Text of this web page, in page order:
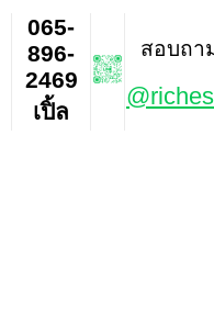
065-
896-
2469
เปิ้ล
สอบถา